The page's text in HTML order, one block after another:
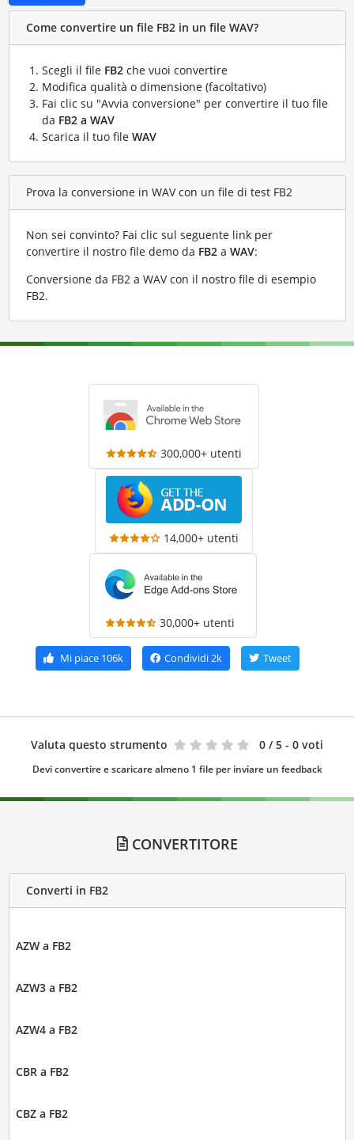
Come convertire un file FB2 in un file WAV?
Scegli il file FB2che vuoi convertire
Modifica qualità o dimensione (facoltativo)
Fai clic su "Avvia conversione" per convertire il tuo file
da FB2 a WAV
Scarica il tuo file WAV
Prova la conversione in WAV con un file di test FB2
Non sei convinto? Fai clic sul seguente link per
convertire il nostro file demo da FB2a WAV:
Conversione da FB2 a WAV con il nostro file di esempio
FB2.
300,000+ utenti
14,000+ utenti
30,000+ utenti
Mi piace 106k Condividi2k Tweet
Valuta questo strumento 0 / 5 - 0 voti
Devi convertire e scaricare almeno 1 file per inviare un feedback
CONVERTITORE
Converti in FB2
AZW a FB2
AZW3 a FB2
AZW4 a FB2
CBR a FB2
CBZ a FB2